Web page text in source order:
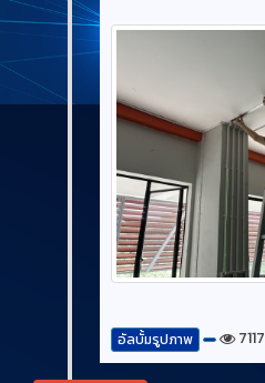
อัลบั้มรูปภาพ 7117